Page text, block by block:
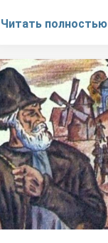
Читать полностью